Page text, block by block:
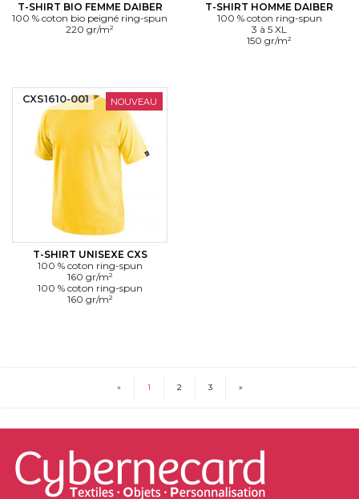
T-SHIRT BIO FEMME DAIBER
100 % coton bio peigné ring-spun
220 gr/m²
T-SHIRT HOMME DAIBER
100 % coton ring-spun
3 à 5 XL
150 gr/m²
NOUVEAU
T-SHIRT UNISEXE CXS
100 % coton ring-spun
160 gr/m²
100 % coton ring-spun
160 gr/m²
CXS1610-001
«
1
2 3 »